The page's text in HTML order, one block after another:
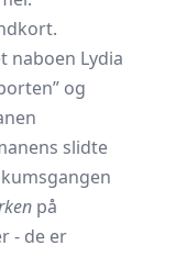
naboen Lydia
og
slidte
på
- de er